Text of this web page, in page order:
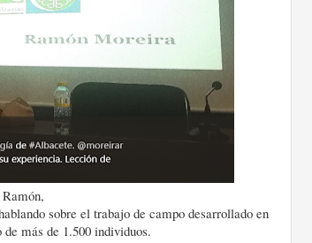
sobre el trabajo de campo desarrollado en
más de 1.500 individuos.